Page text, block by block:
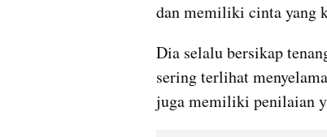
dan memiliki cinta yang
Dia selalu bersikap
sering terlihat
juga memiliki penilaian